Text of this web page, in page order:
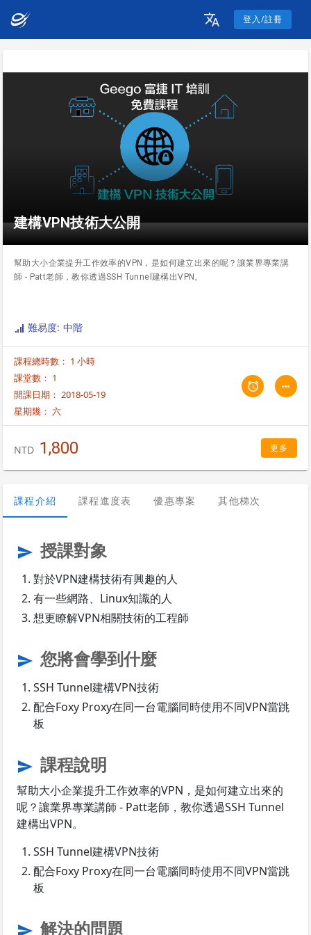
登入/註冊
建構VPN技術大公開
幫助大小企業提升工作效率的VPN，是如何建立出來的呢？讓業界專業講
師 - Patt老師，教你透過SSH Tunnel建構出VPN。
難易度: 中階
課程總時數： 1 小時
課堂數： 1
開課日期： 2018-05-19
星期幾： 六
NTD 1,800 更多
課程介紹 課程進度表 優惠專案 其他梯次
send 授課對象
對於VPN建構技術有興趣的人
有一些網路、Linux知識的人
想更瞭解VPN相關技術的工程師
send 您將會學到什麼
SSH Tunnel建構VPN技術
配合Foxy Proxy在同一台電腦同時使用不同VPN當跳
板
send 課程說明
幫助大小企業提升工作效率的VPN，是如何建立出來的
呢？讓業界專業講師 - Patt老師，教你透過SSH Tunnel
建構出VPN。
SSH Tunnel建構VPN技術
配合Foxy Proxy在同一台電腦同時使用不同VPN當跳
板
send 解決的問題